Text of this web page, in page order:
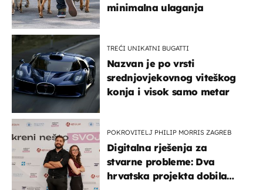
minimalna ulaganja
TREĆI UNIKATNI BUGATTI
Nazvan je po vrsti
srednjovjekovnog viteškog
konja i visok samo metar
POKROVITELJ PHILIP MORRIS ZAGREB
Digitalna rješenja za
stvarne probleme: Dva
hrvatska projekta dobila